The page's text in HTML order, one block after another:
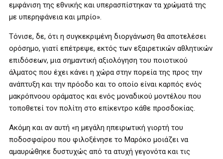
εμφάνιση της εθνικής και υπερασπίστηκαν τα χρώματά της
με υπερηφάνεια και μπρίο».
Τόνισε, δε, ότι η συγκεκριμένη διοργάνωση θα αποτελέσει
ορόσημο, γιατί επέτρεψε, εκτός των εξαιρετικών αθλητικών
επιδόσεων, μια σημαντική αξιολόγηση του ποιοτικού
άλματος που έχει κάνει η χώρα στην πορεία της προς την
ανάπτυξη και την πρόοδο και το οποίο είναι καρπός ενός
μακρόπνοου οράματος και ενός μοναδικού μοντέλου που
τοποθετεί τον πολίτη στο επίκεντρο κάθε προσδοκίας.
Ακόμη και αν αυτή «η μεγάλη ηπειρωτική γιορτή του
ποδοσφαίρου που φιλοξένησε το Μαρόκο μοιάζει να
αμαυρώθηκε δυστυχώς από τα ατυχή γεγονότα και τις